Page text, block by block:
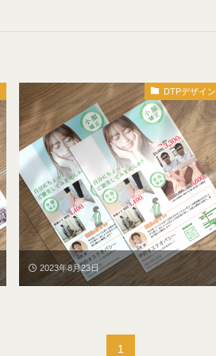
DTPデザイン
2023年8月23日
1